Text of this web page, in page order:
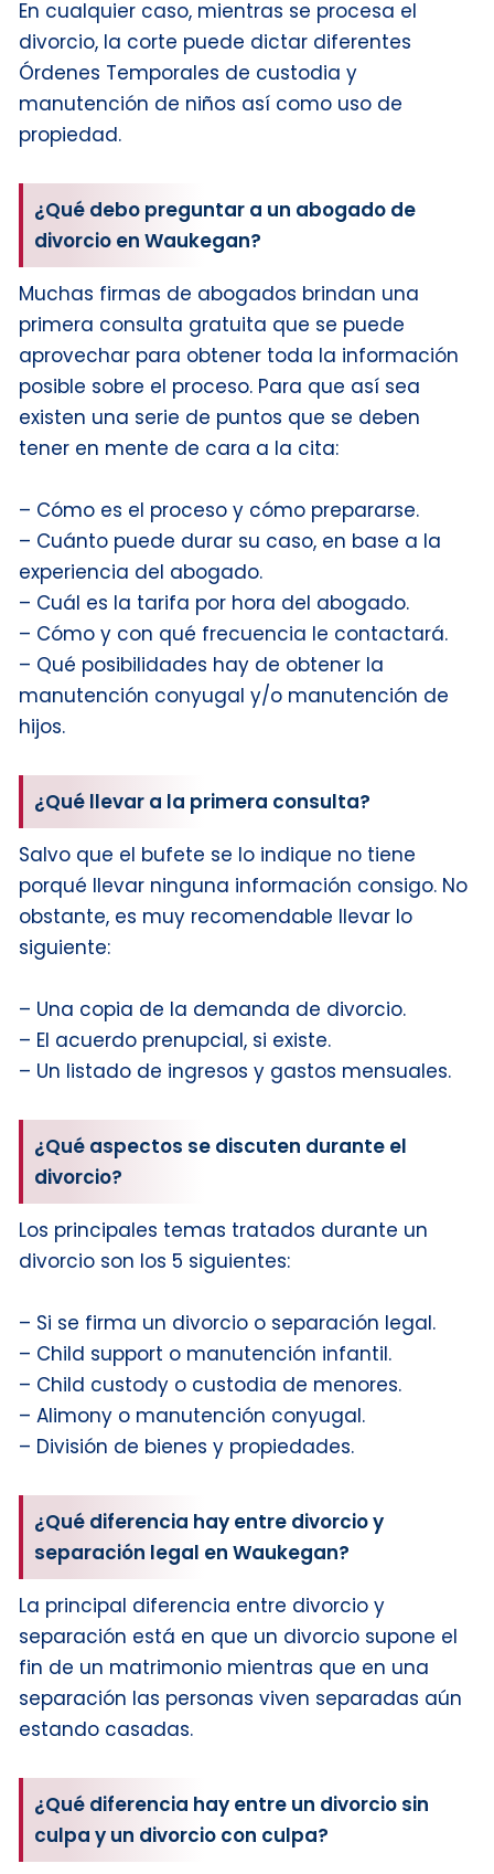
En cualquier caso, mientras se procesa el
divorcio, la corte puede dictar diferentes
Órdenes Temporales de custodia y
manutención de niños así como uso de
propiedad.
¿Qué debo preguntar a un abogado de
divorcio en Waukegan?
Muchas firmas de abogados brindan una
primera consulta gratuita que se puede
aprovechar para obtener toda la información
posible sobre el proceso. Para que así sea
existen una serie de puntos que se deben
tener en mente de cara a la cita:
– Cómo es el proceso y cómo prepararse.
– Cuánto puede durar su caso, en base a la
experiencia del abogado.
– Cuál es la tarifa por hora del abogado.
– Cómo y con qué frecuencia le contactará.
– Qué posibilidades hay de obtener la
manutención conyugal y/o manutención de
hijos.
¿Qué llevar a la primera consulta?
Salvo que el bufete se lo indique no tiene
porqué llevar ninguna información consigo. No
obstante, es muy recomendable llevar lo
siguiente:
– Una copia de la demanda de divorcio.
– El acuerdo prenupcial, si existe.
– Un listado de ingresos y gastos mensuales.
¿Qué aspectos se discuten durante el
divorcio?
Los principales temas tratados durante un
divorcio son los 5 siguientes:
– Si se firma un divorcio o separación legal.
– Child support o manutención infantil.
– Child custody o custodia de menores.
– Alimony o manutención conyugal.
– División de bienes y propiedades.
¿Qué diferencia hay entre divorcio y
separación legal en Waukegan?
La principal diferencia entre divorcio y
separación está en que un divorcio supone el
fin de un matrimonio mientras que en una
separación las personas viven separadas aún
estando casadas.
¿Qué diferencia hay entre un divorcio sin
culpa y un divorcio con culpa?